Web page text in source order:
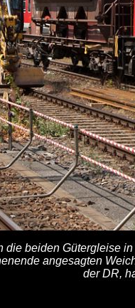
die beiden Gütergleise
angesagten
der DR,